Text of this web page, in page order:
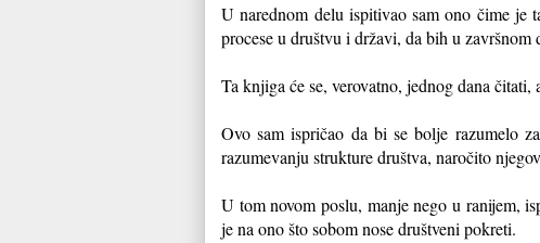
U narednom delu ispitivao sam ono čime je
procese u društvu i državi, da bih u
Ta knjiga će se, verovatno, jednog dana
Ovo sam ispričao da bi se bolje razumelo
razumevanju strukture društva, naročito
U tom novom poslu, manje nego u ranijem,
je na ono što sobom nose društveni pokreti.